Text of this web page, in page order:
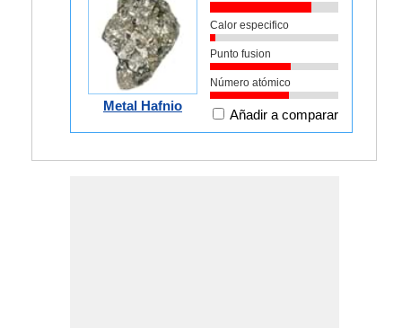
Metal Hafnio
Calor especifico
Punto fusion
Número atómico
Añadir a comparar